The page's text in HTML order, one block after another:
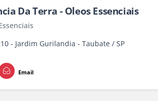
Da Terra - Oleos Essenciais
- Jardim Gurilandia - Taubate / SP
Email